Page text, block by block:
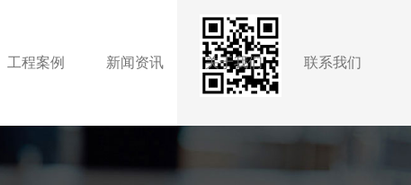
工程案例 新闻资讯 关于我们 联系我们